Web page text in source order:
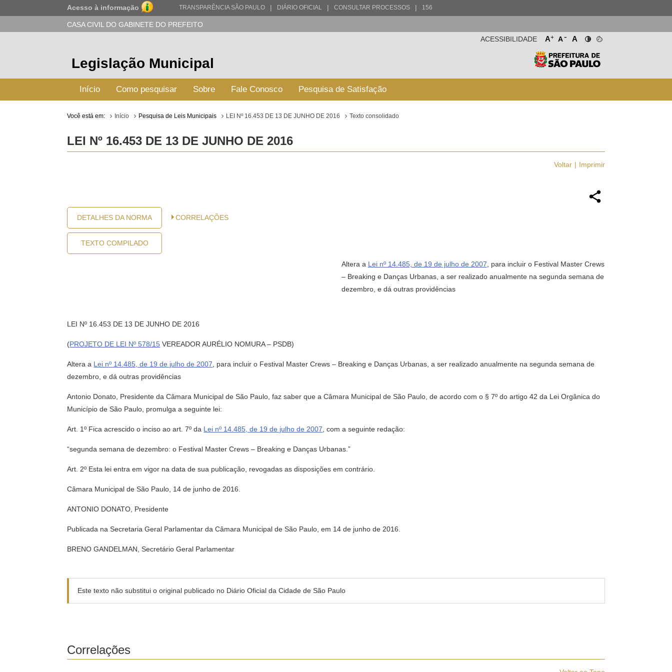
Acesso à informação TRANSPARÊNCIA SÃO PAULO | DIÁRIO OFICIAL | CONSULTAR PROCESSOS | 156
CASA CIVIL DO GABINETE DO PREFEITO
A+ A- A
ACESSIBILIDADE
Legislação Municipal
Início Como pesquisar Sobre Fale Conosco Pesquisa de Satisfação
Você está em: Início Pesquisa de Leis Municipais LEI Nº 16.453 DE 13 DE JUNHO DE 2016 Texto consolidado
LEI Nº 16.453 DE 13 DE JUNHO DE 2016
Voltar Imprimir
DETALHES DA NORMA
TEXTO COMPILADO
CORRELAÇÕES
Altera a Lei nº 14.485, de 19 de julho de 2007 , para incluir o Festival Master Crews
– Breaking e Danças Urbanas, a ser realizado anualmente na segunda semana de
dezembro, e dá outras providências
LEI Nº 16.453 DE 13 DE JUNHO DE 2016
(PROJETO DE LEI Nº 578/15 VEREADOR AURÉLIO NOMURA – PSDB)
Altera a Lei nº 14.485, de 19 de julho de 2007 , para incluir o Festival Master Crews – Breaking e Danças Urbanas, a ser realizado anualmente na segunda semana de
dezembro, e dá outras providências
Antonio Donato, Presidente da Câmara Municipal de São Paulo, faz saber que a Câmara Municipal de São Paulo, de acordo com o § 7º do artigo 42 da Lei Orgânica do
Município de São Paulo, promulga a seguinte lei:
Art. 1º Fica acrescido o inciso ao art. 7º da Lei nº 14.485, de 19 de julho de 2007 , com a seguinte redação:
“segunda semana de dezembro: o Festival Master Crews – Breaking e Danças Urbanas.”
Art. 2º Esta lei entra em vigor na data de sua publicação, revogadas as disposições em contrário.
Câmara Municipal de São Paulo, 14 de junho de 2016.
ANTONIO DONATO, Presidente
Publicada na Secretaria Geral Parlamentar da Câmara Municipal de São Paulo, em 14 de junho de 2016.
BRENO GANDELMAN, Secretário Geral Parlamentar
Este texto não substitui o original publicado no Diário Oficial da Cidade de São Paulo
Correlações